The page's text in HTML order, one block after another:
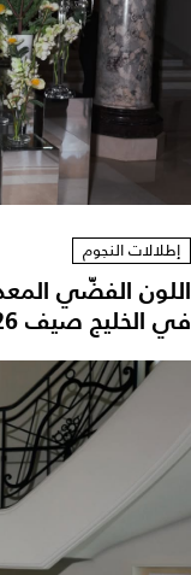
إطلالات النجوم
اللون الفضّي
في الخليج صيف 2026